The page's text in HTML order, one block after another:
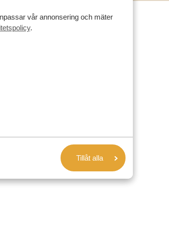
vår annonsering och mäter
.
Tillåt alla
ett sådant upplägg
göra
för att resa
i parkerna,
vägen. En
resmål som